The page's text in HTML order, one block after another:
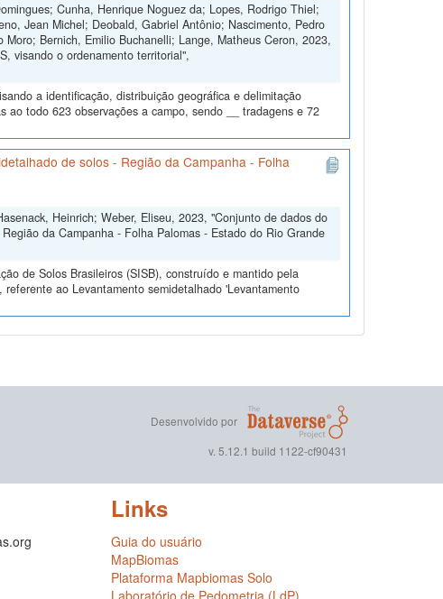
Cunha, Henrique Noguez da; Lopes, Rodrigo Thiel;
Jean Michel; Deobald, Gabriel Antônio; Nascimento, Pedro
Bernich, Emilio Buchanelli; Lange, Matheus Ceron, 2023,
visando o ordenamento territorial",
a identificação, distribuição geográfica e delimitação
todo 623 observações a campo, sendo __ tradagens e 72
de solos - Região da Campanha - Folha
Heinrich; Weber, Eliseu, 2023, "Conjunto de dados do
da Campanha - Folha Palomas - Estado do Rio Grande
de Solos Brasileiros (SISB), construído e mantido pela
ao Levantamento semidetalhado 'Levantamento
Desenvolvido por
v. 5.12.1 build 1122-cf90431
Links
Guia do usuário
MapBiomas
Plataforma Mapbiomas Solo